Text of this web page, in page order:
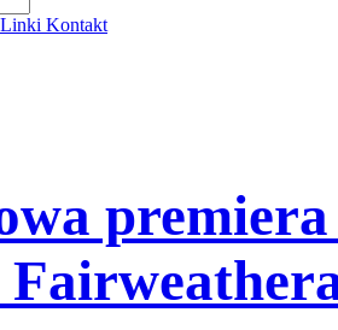
Linki Kontakt